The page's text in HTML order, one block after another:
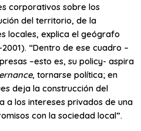
corporativos sobre los
del territorio, de la
locales, explica el geógrafo
“Dentro de ese cuadro –
–esto es, su policy- aspira
, tornarse política; en
deja la construcción del
a los intereses privados de una
con la sociedad local”.